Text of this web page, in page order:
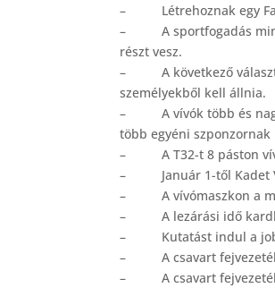
– Létrehoznak egy
– A sportfogadás
részt vesz.
– A következő
személyekből kell állnia.
– A vívók több és
több egyéni
– A T32-t 8 páston
– Január 1-től Kadet
– A vívómaszkon a
– A lezárási idő
– Kutatást indul a
– A csavart fejvezeték
– A csavart fejvezeték